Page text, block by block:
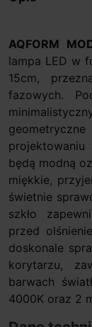
AQFORM
lampa LED w
15cm,
fazowych.
projektowaniu
będą modną
miękkie,
świetnie
szkło
przed
doskonale
korytarzu,
barwach
4000K oraz 2